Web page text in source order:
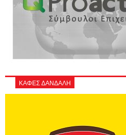
ΚΑΦΕΣ ΔΑΝΔΑΛΗ